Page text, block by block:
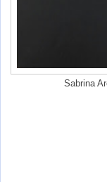
Sabrina